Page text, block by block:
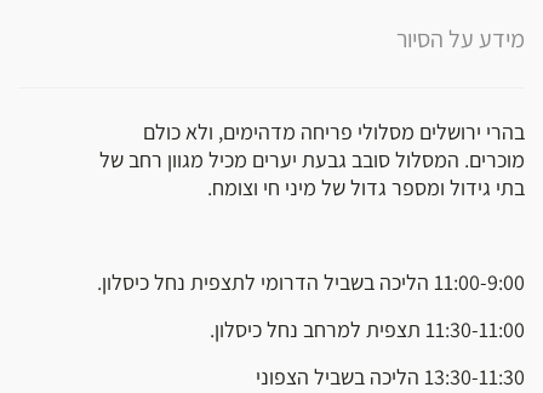
מידע על הסיור
בהרי ירושלים מסלולי פריחה מדהימים, ולא כולם
מוכרים. המסלול סובב גבעת יערים מכיל מגוון רחב של
בתי גידול ומספר גדול של מיני חי וצומח.
11:00-9:00 הליכה בשביל הדרומי לתצפית נחל כיסלון.
11:30-11:00 תצפית למרחב נחל כיסלון.
13:30-11:30 הליכה בשביל הצפוני